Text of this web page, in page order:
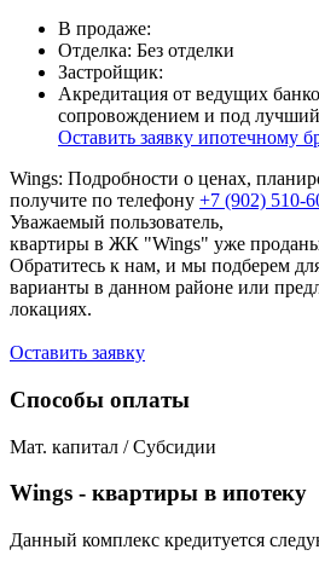
В продаже:
Отделка: Без отделки
Застройщик:
Акредитация от ведущих
сопровождением и под
Оставить заявку ипотечному
Wings: Подробности о ценах,
получите по телефону +7 (902) 510-
Уважаемый пользователь,
квартиры в ЖК "Wings" уже
Обратитесь к нам, и мы подберем
варианты в данном районе или
локациях.
Оставить заявку
Способы оплаты
Мат. капитал / Субсидии
Wings - квартиры в ипотеку
Данный комплекс кредитуется